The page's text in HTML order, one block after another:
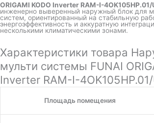
ORIGAMI KODO Inverter RAM-I-4OK105HP.01/
инженерно выверенный наружный блок для
систем, ориентированный на стабильную
энергоэффективность и аккуратную
несколькими климатическими зонами.
Характеристики товара
мульти системы FUNAI
Inverter RAM-I-
Площадь помещения